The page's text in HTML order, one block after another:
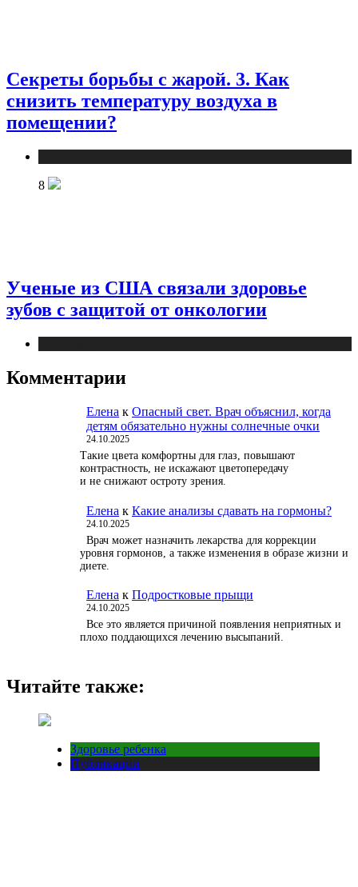
Секреты борьбы с жарой. 3. Как
снизить температуру воздуха в
помещении?
8
Ученые из США связали здоровье
зубов с защитой от онкологии
Комментарии
Елена к Опасный свет. Врач объяснил, когда
детям обязательно нужны солнечные очки
24.10.2025
Такие цвета комфортны для глаз, повышают
контрастность, не искажают цветопередачу
и не снижают остроту зрения.
Елена к Какие анализы сдавать на гормоны?
24.10.2025
Врач может назначить лекарства для коррекции
уровня гормонов, а также изменения в образе жизни и
диете.
Елена к Подростковые прыщи
24.10.2025
Все это является причиной появления неприятных и
плохо поддающихся лечению высыпаний.
Читайте также:
Здоровье ребенка
Публикации